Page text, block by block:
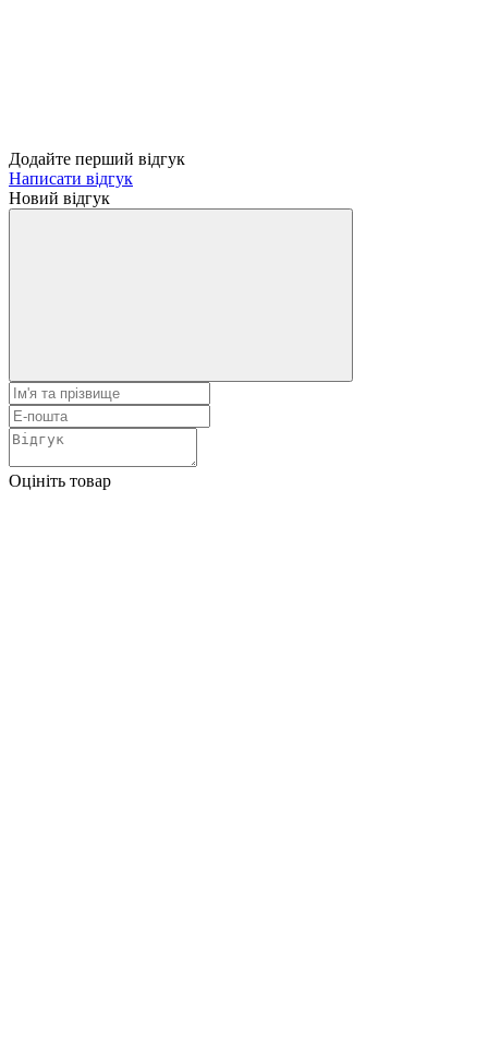
Додайте перший відгук
Написати відгук
Новий відгук
Оцініть товар